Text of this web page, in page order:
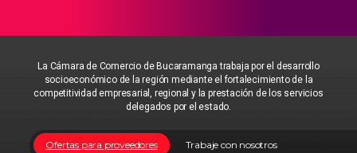
La Cámara de Comercio de Bucaramanga trabaja por el desarrollo
socioeconómico de la región mediante el fortalecimiento de la
competitividad empresarial, regional y la prestación de los servicios
delegados por el estado.
Trabaje con nosotros
Ofertas para proveedores